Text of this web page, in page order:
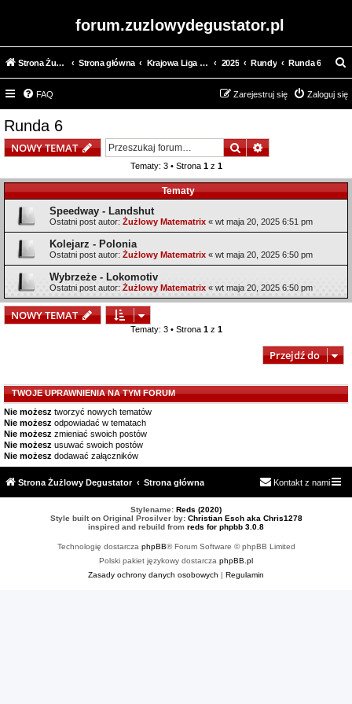
forum.zuzlowydegustator.pl
Strona Żużlowy Degustator Strona główna Krajowa Liga Żużlowa 2025 Rundy Runda 6
z
u
FAQ Zaloguj się
Zarejestruj się
Runda 6
NOWY TEMAT SzukajWyszukiwanie
Tematy: 3 • Strona 1z 1
Tematy
Speedway - Landshut
Ostatni post autor: Żużlowy Matematrix « wt maja 20, 2025 6:51 pm
Kolejarz - Polonia
Ostatni post autor: Żużlowy Matematrix « wt maja 20, 2025 6:50 pm
Wybrzeże - Lokomotiv
Ostatni post autor: Żużlowy Matematrix « wt maja 20, 2025 6:50 pm
NOWY TEMAT
Tematy: 3 • Strona 1z 1
Przejdź do
TWOJE UPRAWNIENIA NA TYM FORUM
Nie możesz tworzyć nowych tematów
Nie możesz odpowiadać w tematach
Nie możesz zmieniać swoich postów
Nie możesz usuwać swoich postów
Nie możesz dodawać załączników
Strona Żużlowy Degustator Strona główna Kontakt z nami
Stylename: Reds (2020)
Style built on Original Prosilver by: Christian Esch aka Chris1278
inspired and rebuild from reds for phpbb 3.0.8
Technologię dostarcza phpBB® Forum Software © phpBB Limited
Polski pakiet językowy dostarcza phpBB.pl
Zasady ochrony danych osobowych | Regulamin